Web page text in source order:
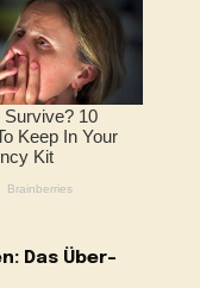
Das Über-